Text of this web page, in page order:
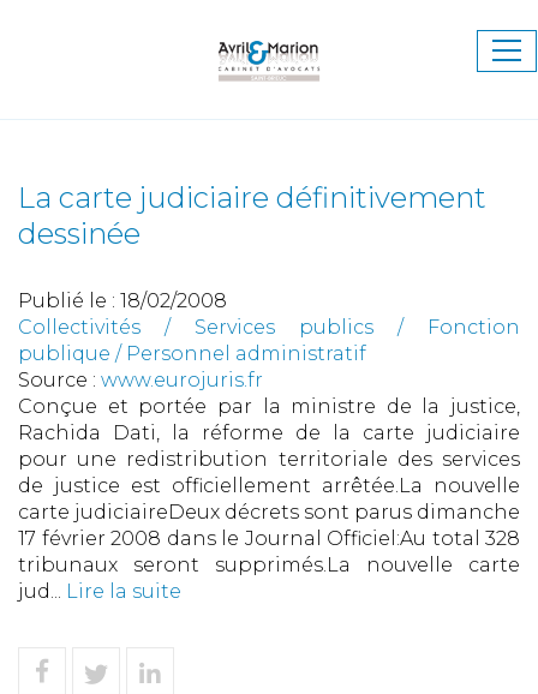
La carte judiciaire définitivement
dessinée
Publié le : 18/02/2008
Collectivités / Services publics /
Fonction
publique / Personnel administratif
Source : www.eurojuris.fr
Conçue et portée par la ministre de la justice,
Rachida Dati, la réforme de la carte judiciaire
pour une redistribution territoriale des services
de justice est officiellement arrêtée.La nouvelle
carte judiciaireDeux décrets sont parus dimanche
17 février 2008 dans le Journal Officiel:Au total 328
tribunaux seront supprimés.La nouvelle carte
jud... Lire la suite